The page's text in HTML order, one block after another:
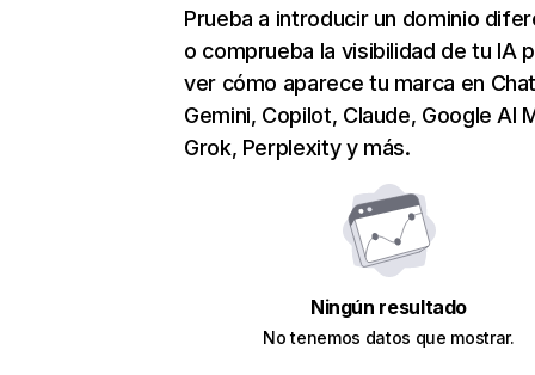
Prueba a introducir un dominio
o comprueba la visibilidad de tu IA
ver cómo aparece tu marca en
Gemini, Copilot, Claude, Google AI
Grok, Perplexity y más.
Ningún resultado
No tenemos datos que mostrar.